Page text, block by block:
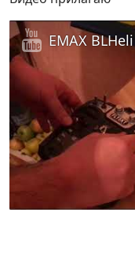
EMAX